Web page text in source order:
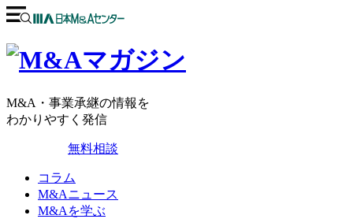
M&A・事業承継の情報を
わかりやすく発信
無料相談
コラム
M&Aニュース
M&Aを学ぶ